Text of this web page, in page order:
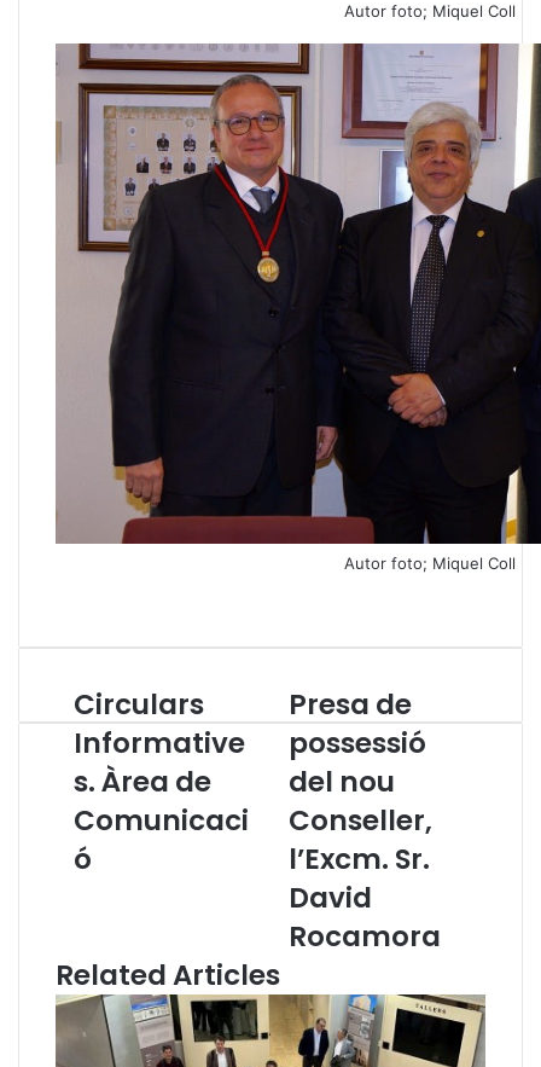
Autor foto; Miquel Coll
Autor foto; Miquel Coll
C
i
c
l
a
r
f
o
Circulars
Informative
s. Àrea de
Comunicaci
ó
P
r
e
s
d
e
p
o
s
s
s
i
Presa de
possessió
del nou
Conseller,
l’Excm. Sr.
David
Rocamora
Related Articles